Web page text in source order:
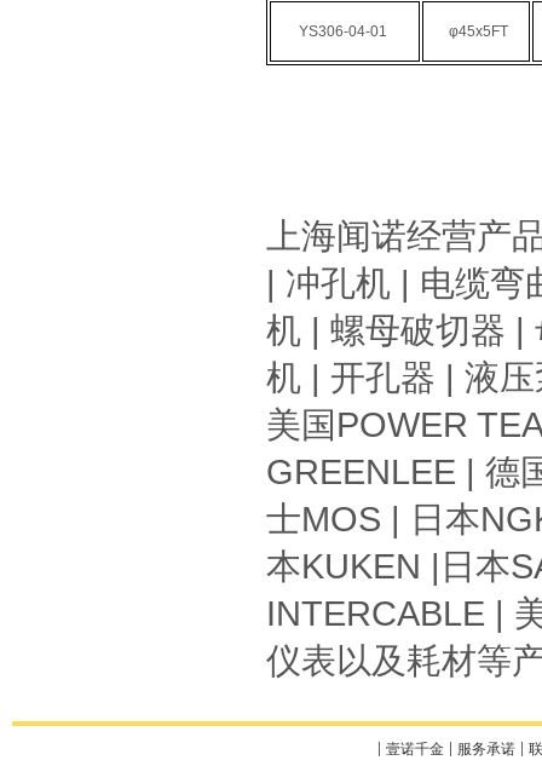
YS306-04-01 φ45x5FT
上海闻诺经营产
| 冲孔机 | 电缆弯
机 | 螺母破切器 |
机 | 开孔器 | 液
美国 POWER
GREENLEE | 德
士MOS | 日本
本KUKEN |日本
INTERCABLE |
仪表以及耗材等
壹诺千金 服务承诺